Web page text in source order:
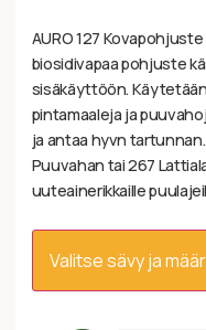
AURO 127
biosidivapaa pohjuste
sisäkäyttöön.
pintamaaleja ja
ja antaa hyvn
Puuvahan tai 267
uuteainerikkaille
Valitse sävy ja